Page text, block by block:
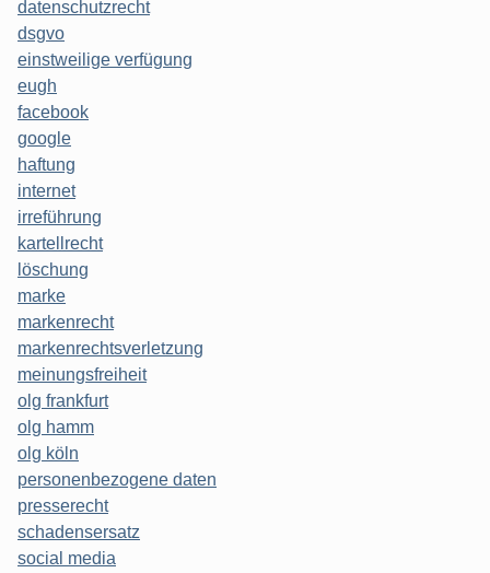
datenschutzrecht
dsgvo
einstweilige verfügung
eugh
facebook
google
haftung
internet
irreführung
kartellrecht
löschung
marke
markenrecht
markenrechtsverletzung
meinungsfreiheit
olg frankfurt
olg hamm
olg köln
personenbezogene daten
presserecht
schadensersatz
social media